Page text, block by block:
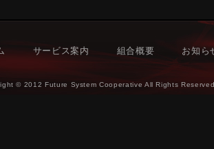
サービス案内 組合概要 お知ら
© 2012 Future System Cooperative All Rights